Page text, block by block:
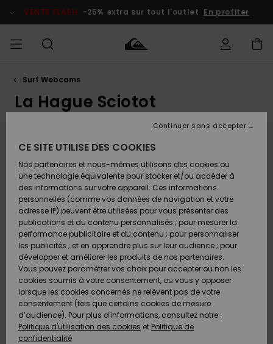
contenuVENTE FLASH -25% extra sur tout l'outlet En profiter
HOMME
Accessoires
Chaussures
& Tongs
Surf
Snow
Nouveautés
Accessoires
Chaussures
& Tongs
Surf
Snow
Nouveautés
FEMME
Nouveautés
A
Découvrir
Snow
SURF
Homme
Enfant
Highlights
Communauté
SNOW
Shop
Homme
Snow
Shop
Enfant
Snow
Shop
Femme
A
Découvrir
Communauté
VENTE
FLASH
Homme
Enfant
Outlet
Femme
Préférences
Langue Et
Région
Nederlands
commande
Retours
Paiement
Carte
Cadeau
Quiksilver
Freedom
Protection
des données
Surf Webcams
La Hague Sciotot
Webcam La Hague Sciotot
Located just south of Siouville, the Siotot spot offers
a wild and spectacular setting, typical of the great
bays of the Cotentin. This powerful beach break is
nestled between the Lez Rozel cliffs and towering
dunes, providing optimal exposure to westerly swells.
Often considered a quieter alternative to its
neighbor, Siotot offers high-quality waves on shifting
sandbanks that move with the winter storms. The
spot reveals its full potential with easterly offshore
winds, which groom the peaks and hollow out the
sections. Check our live Siotot webcam to watch the
sandbank setup and tide timing before heading out
CE SITE UTILISE DES COOKIES
Nos partenaires et nous-mêmes utilisons des cookies ou
une technologie équivalente pour stocker et/ou accéder à
des informations sur votre appareil. Ces informations
personnelles (comme vos données de navigation et votre
adresse IP) peuvent être utilisées pour vous présenter des
publications et du contenu personnalisés ; pour mesurer la
performance publicitaire et du contenu ; pour personnaliser
les publicités ; et en apprendre plus sur leur audience ; pour
développer et améliorer les produits de nos partenaires.
Vous pouvez paramétrer vos choix pour accepter ou non les
cookies soumis à votre consentement, ou vous y opposer
lorsque les cookies concernés ne relèvent pas de votre
consentement (tels que certains cookies de mesure
d’audience). Pour plus d'informations, consultez notre :
Politique d'utilisation des cookies et Politique de
confidentialité
Continuer sans accepter